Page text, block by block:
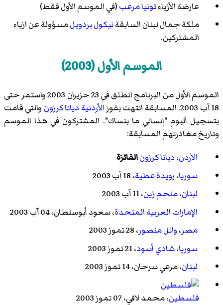
عارضة الأزياءتونيا مرعب(في الموسم الأول فقط)
ملكة جمال لبنان السابقةنيكول بردويلمسؤولة عن ازياء
المشتركين.
الموسم الأول (2003)
الموسم الأول من البرنامج انطلق في 23 حزيران 2003 واستمر حتى
18 آب 2003. المسابقة انتهت بفوز
الأردنية ديانا كرزون والتي قامت
بتسجيل ألبوم "إنساني ما بنساك". المشتركون في هذا الموسم
وتاريخ مغادرتهم المسابقة:
الأردن،ديانا كرزونالفائزة
سوريا،رويدة عطية، 18 آب 2003
لبنان،ملحم زين، 11 آب 2003
الإمارات العربية المتحدة،سعود أبوسلطان، 04 آب 2003
مصر،وائل منصور، 28 تموز 2003
سوريا،شادي أسود، 21 تموز 2003
لبنان،مرعي سرحان، 14 تموز 2003
فلسطين،محمد لافي، 07 تموز 2003